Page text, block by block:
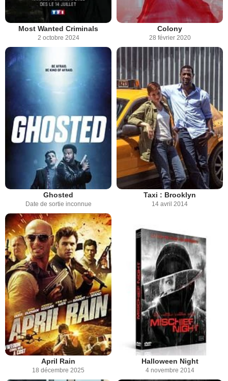
Most Wanted Criminals
2 octobre 2024
Colony
28 février 2020
Ghosted
Date de sortie inconnue
Taxi : Brooklyn
14 avril 2014
April Rain
18 décembre 2025
Halloween Night
4 novembre 2014